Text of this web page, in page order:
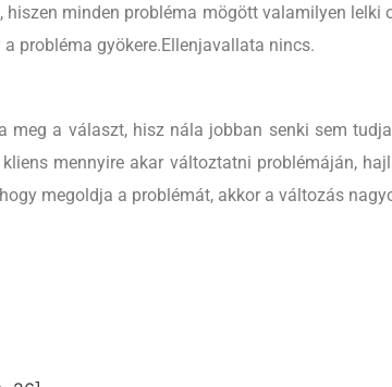
minden probléma mögött valamilyen
probléma gyökere.Ellenjavallata nincs.
a választ, hisz nála jobban senki sem
mennyire akar változtatni problémáján,
megoldja a problémát, akkor a változás